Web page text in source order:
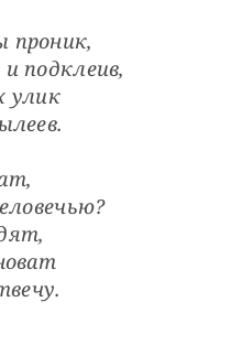
проник,
подклеив,
улик